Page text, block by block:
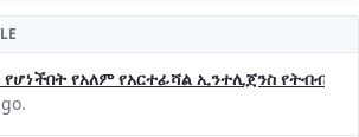
የአለም የአርተፊሻል ኢንተሊጀንስ የትብብር